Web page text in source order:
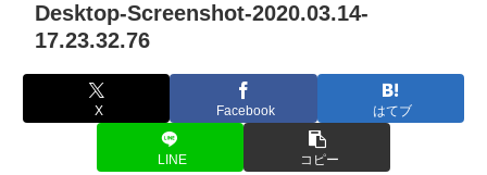
Desktop-Screenshot-2020.03.14-
17.23.32.76
X Facebook はてブ
LINE コピー